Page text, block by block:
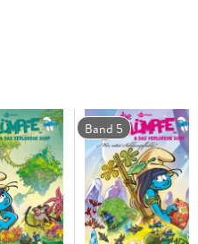
aus Pilzen gebauten
ewiger Widersacher, der
mit seinem Kater Azrael
Gesellschaft
Schlümpfe! Die Bände
verlorene Dorf« erzählen
Band 5